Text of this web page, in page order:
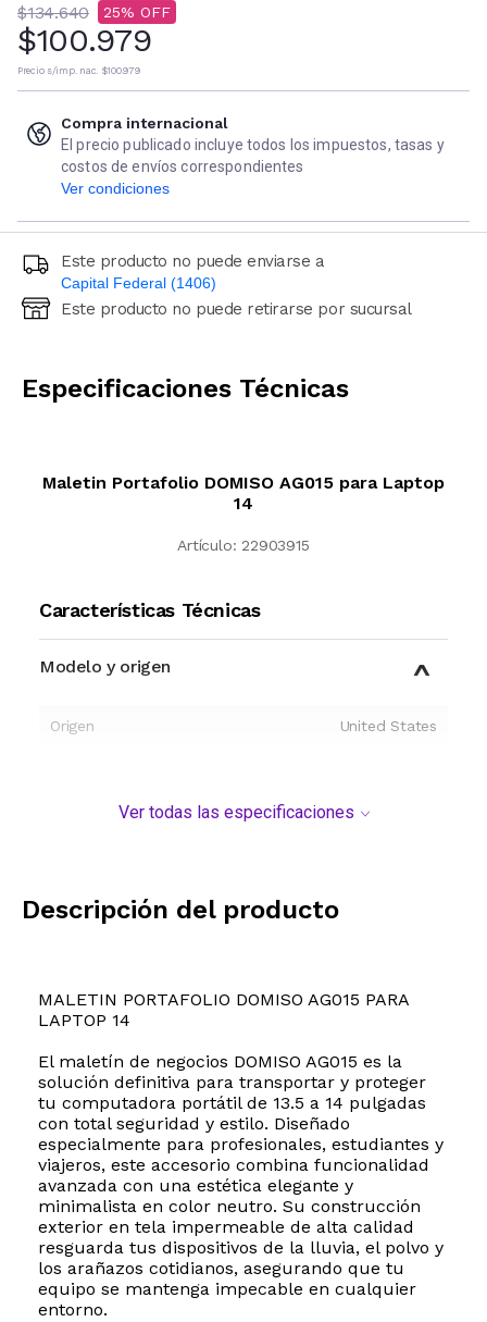
$134.640 25
$100.979
Precio s/imp. nac. $100.979
Compra internacional
El precio publicado incluye todos los impuestos, tasas y
costos de envíos correspondientes
Ver condiciones
Este producto no puede enviarse a
Capital Federal (1406)
Ingresá código postal (sólo números)
Este producto no puede retirarse por sucursal
Especificaciones Técnicas
Maletin Portafolio DOMISO AG015 para Laptop
14
Artículo: 22903915
Características Técnicas
Modelo y origen
Origen United States
Ver todas las especificaciones
Descripción del producto
MALETIN PORTAFOLIO DOMISO AG015 PARA
LAPTOP 14
El maletín de negocios DOMISO AG015 es la
solución definitiva para transportar y proteger
tu computadora portátil de 13.5 a 14 pulgadas
con total seguridad y estilo. Diseñado
especialmente para profesionales, estudiantes y
viajeros, este accesorio combina funcionalidad
avanzada con una estética elegante y
minimalista en color neutro. Su construcción
exterior en tela impermeable de alta calidad
resguarda tus dispositivos de la lluvia, el polvo y
los arañazos cotidianos, asegurando que tu
equipo se mantenga impecable en cualquier
entorno.